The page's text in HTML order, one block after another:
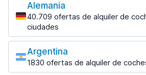
Tirana
1023 ofertas en 7 lugares
Tirana Aeropuerto
desde 26,99 € al día
Alemania
40.709 ofertas de alquiler de
ciudades
Los destinos más populares
Berlin
2169 ofertas en 28 lugares
Argentina
1830 ofertas de alquiler de
Los destinos más populares